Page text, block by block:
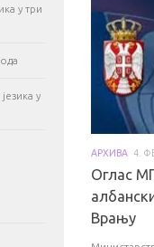
АРХИВА 4.
Оглас
Врању
у три
у